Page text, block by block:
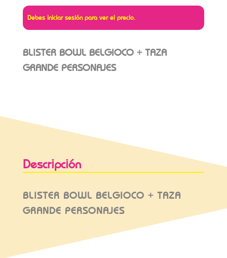
Debes iniciar sesión para ver el precio.
BLISTER BOWL BELGIOCO + TAZA
GRANDE PERSONAJES
Descripción
BLISTER BOWL BELGIOCO + TAZA
GRANDE PERSONAJES